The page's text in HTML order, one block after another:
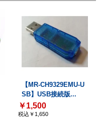
【MR-CH9329EMU-U
SB】USB接続版...
￥1,500
税込￥1,650